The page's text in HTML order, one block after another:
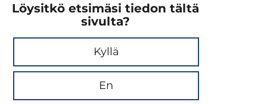
Löysitkö etsimäsi tiedon tältä
sivulta?
Kyllä
En